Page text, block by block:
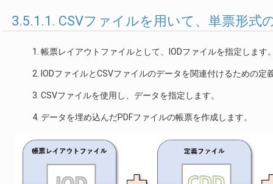
3.5.1.1. CSVファイルを用いて、単票形式
帳票レイアウトファイルとして、IODファイルを指定します
IODファイルとCSVファイルのデータを関連付けるための
CSVファイルを使用し、データを指定します。
データを埋め込んだPDFファイルの帳票を作成します。